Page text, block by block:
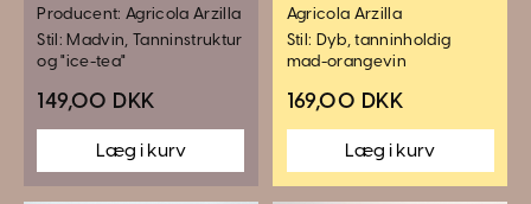
Producent: Agricola Arzilla
Stil: Madvin, Tanninstruktur
og "ice-tea"
149,00 DKK
Agricola Arzilla
Stil: Dyb, tanninholdig
mad-orangevin
169,00 DKK